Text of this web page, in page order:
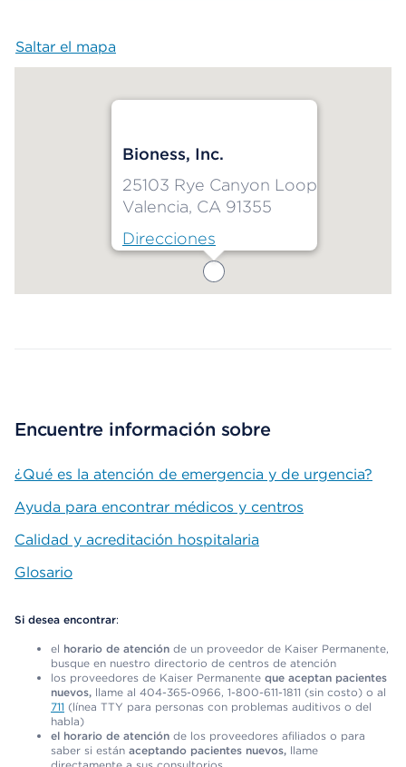
Saltar el mapa
Bioness, Inc.
25103 Rye Canyon Loop
Valencia, CA 91355
Direcciones
Encuentre información sobre
¿Qué es la atención de emergencia y de urgencia?
Ayuda para encontrar médicos y centros
Calidad y acreditación hospitalaria
Glosario
Si desea encontrar:
el horario de atención de un proveedor de Kaiser Permanente,
busque en nuestro directorio de centros de atención
los proveedores de Kaiser Permanente que aceptan pacientes
nuevos, llame al 404-365-0966, 1-800-611-1811 (sin costo) o al
711 (línea TTY para personas con problemas auditivos o del
habla)
el horario de atención de los proveedores afiliados o para
saber si están aceptando pacientes nuevos, llame